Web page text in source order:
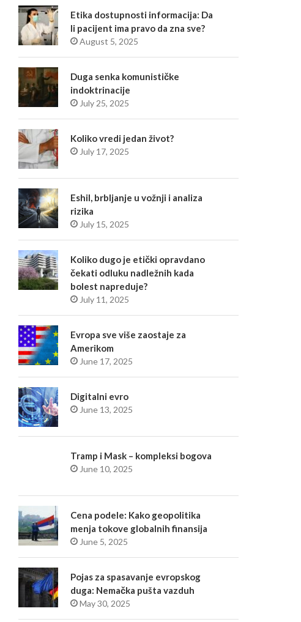
Etika dostupnosti informacija: Da
li pacijent ima pravo da zna sve?
August 5, 2025
Duga senka komunističke
indoktrinacije
July 25, 2025
Koliko vredi jedan život?
July 17, 2025
Eshil, brbljanje u vožnji i analiza
rizika
July 15, 2025
Koliko dugo je etički opravdano
čekati odluku nadležnih kada
bolest napreduje?
July 11, 2025
Evropa sve više zaostaje za
Amerikom
June 17, 2025
Digitalni evro
June 13, 2025
Tramp i Mask – kompleksi bogova
June 10, 2025
Cena podele: Kako geopolitika
menja tokove globalnih finansija
June 5, 2025
Pojas za spasavanje evropskog
duga: Nemačka pušta vazduh
May 30, 2025